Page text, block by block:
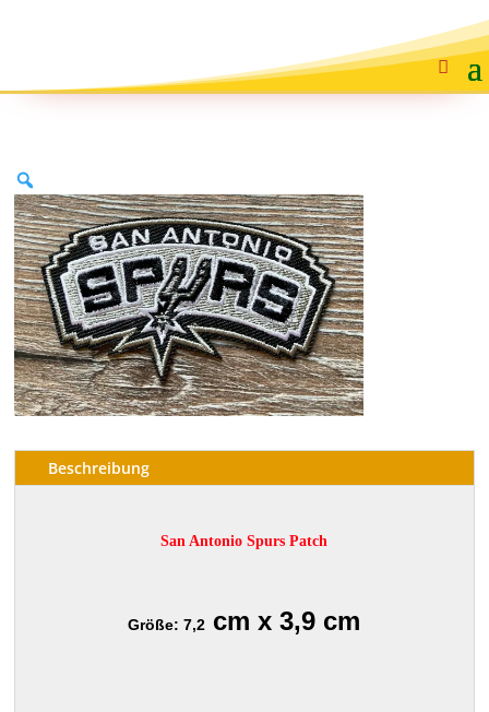
Beschreibung
San Antonio Spurs Patch
Größe: 7,2 cm x 3,9 cm